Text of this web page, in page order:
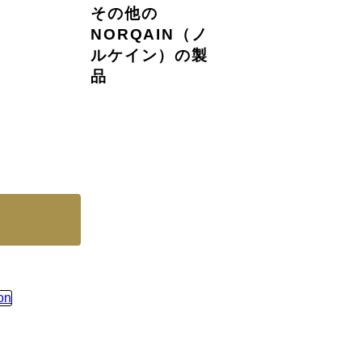
その他の
NORQAIN（ノ
ルケイン）の製
品